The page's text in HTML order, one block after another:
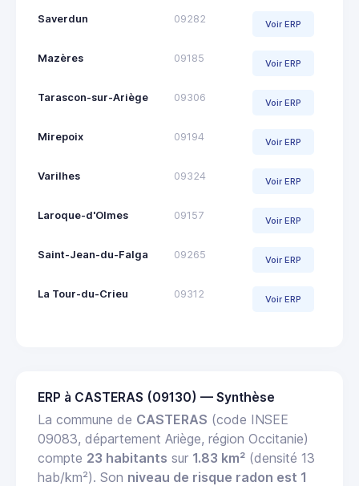
Saverdun 09282 Voir ERP
Mazères 09185 Voir ERP
Tarascon-sur-Ariège 09306 Voir ERP
Mirepoix 09194 Voir ERP
Varilhes 09324 Voir ERP
Laroque-d'Olmes 09157 Voir ERP
Saint-Jean-du-Falga 09265 Voir ERP
La Tour-du-Crieu 09312 Voir ERP
ERP à CASTERAS (09130) — Synthèse
La commune de CASTERAS (code INSEE
09083, département Ariège, région Occitanie)
compte 23 habitants sur 1.83 km² (densité 13
hab/km²). Son niveau de risque radon est 1